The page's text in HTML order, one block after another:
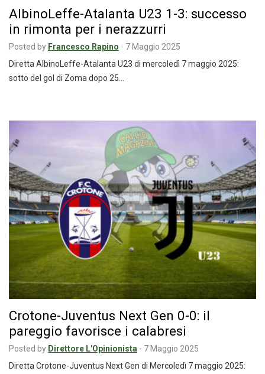
AlbinoLeffe-Atalanta U23 1-3: successo
in rimonta per i nerazzurri
Posted by Francesco Rapino - 7 Maggio 2025
Diretta AlbinoLeffe-Atalanta U23 di mercoledì 7 maggio 2025:
sotto del gol di Zoma dopo 25…
Crotone-Juventus Next Gen 0-0: il
pareggio favorisce i calabresi
Posted by Direttore L'Opinionista - 7 Maggio 2025
Diretta Crotone-Juventus Next Gen di Mercoledì 7 maggio 2025: